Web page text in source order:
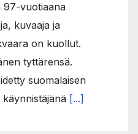
97-vuotiaana
kuvaaja ja
on kuollut.
tyttärensä.
suomalaisen
[...]